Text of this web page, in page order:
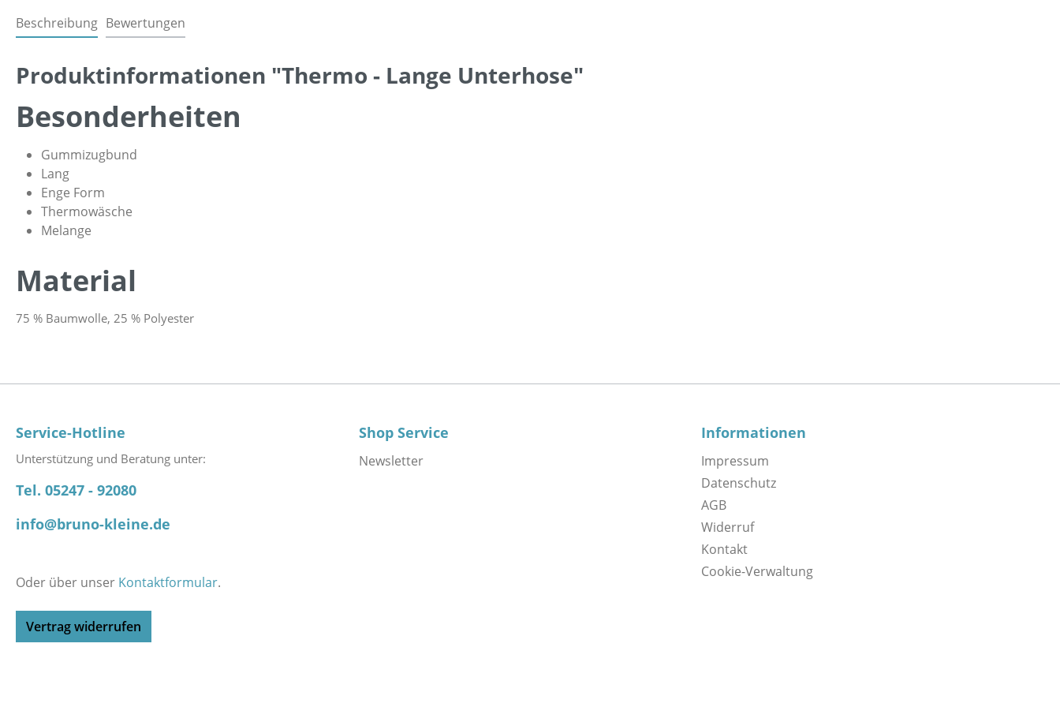
Beschreibung Bewertungen
Produktinformationen "Thermo - Lange Unterhose"
Besonderheiten
Gummizugbund
Lang
Enge Form
Thermowäsche
Melange
Material
75 % Baumwolle, 25 % Polyester
Service-Hotline
Unterstützung und Beratung unter:
Tel. 05247 - 92080
info@bruno-kleine.de
Oder über unser Kontaktformular.
Vertrag widerrufen
Shop Service
Newsletter
Informationen
Impressum
Datenschutz
AGB
Widerruf
Kontakt
Cookie-Verwaltung